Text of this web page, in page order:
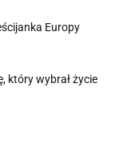
Europy
który wybrał życie